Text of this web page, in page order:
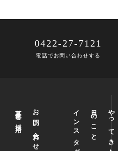
日々のこと
お問い合わせ
募集と採用
0422-27-7121
電話でお問い合わせする